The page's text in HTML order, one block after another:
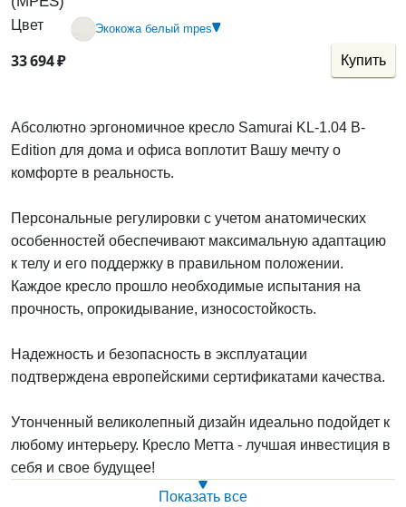
Цвет Экокожа белый mpes
33694₽ Купить
Абсолютно эргономичное кресло Samurai KL-1.04 B-
Edition для дома и офиса воплотит Вашу мечту о
комфорте в реальность.
Персональные регулировки с учетом анатомических
особенностей обеспечивают максимальную адаптацию
к телу и его поддержку в правильном положении.
Каждое кресло прошло необходимые испытания на
прочность, опрокидывание, износостойкость.
Надежность и безопасность в эксплуатации
подтверждена европейскими сертификатами качества.
Утонченный великолепный дизайн идеально подойдет к
любому интерьеру. Кресло Метта - лучшая инвестиция в
себя и свое будущее!
Показать все